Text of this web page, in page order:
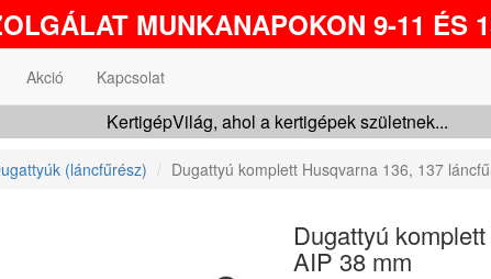
MUNKANAPOKON 9-11 ÉS
Akció Kapcsolat
KertigépVilág, ahol a kertigépek születnek...
(láncfűrész) Dugattyú komplett Husqvarna 136, 137
Dugattyú
AIP 38 mm